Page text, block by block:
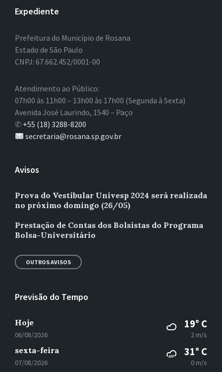
Expediente
Prefeitura do Município de Rosana
Estado de São Paulo
CNPJ: 67.662.452/0001-00
Atendimento ao Público:
07h00 às 11h00 – 13h00 às 17h00 (Segunda à Sexta)
Avenida José Laurindo, 1540 – Paço
✆ +55 (18) 3288-8200
secretaria@rosana.sp.gov.br
Avisos
Prova do Vestibular Univesp 2024 será realizada
no próximo domingo (26/05)
Prestação de Contas dos Bolsistas do Programa
Bolsa-Universitário
OUTROS AVISOS
Previsão do Tempo
Hoje
06/08/2026
19° C
2 m/s
sexta-feira
07/08/2026
31° C
0 m/s